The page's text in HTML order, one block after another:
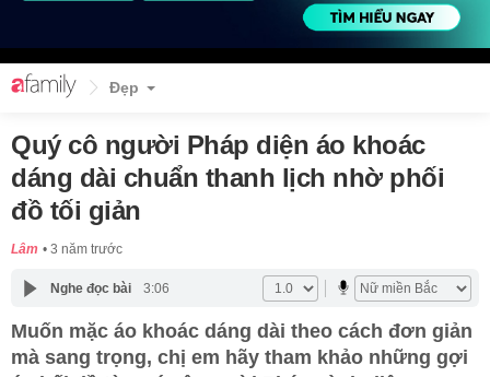
Đẹp
Quý cô người Pháp diện áo khoác
dáng dài chuẩn thanh lịch nhờ phối
đồ tối giản
Lâm 3 năm trước
Nghe đọc bài 3:06
Muốn mặc áo khoác dáng dài theo cách đơn giản
mà sang trọng, chị em hãy tham khảo những gợi